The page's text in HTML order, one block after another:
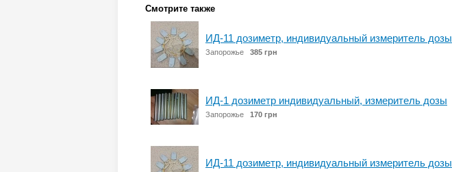
Смотрите также
ИД-11 дозиметр, индивидуальный измеритель дозы
Запорожье 385 грн
ИД-1 дозиметр индивидуальный, измеритель дозы
Запорожье 170 грн
ИД-11 дозиметр, индивидуальный измеритель дозы